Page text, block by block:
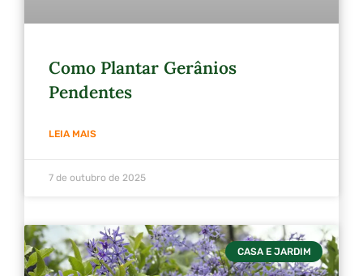
Como Plantar Gerânios
Pendentes
LEIA MAIS
7 de outubro de 2025
CASA E JARDIM